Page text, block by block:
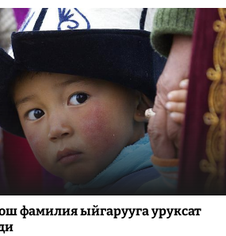
фамилия ыйгарууга уруксат